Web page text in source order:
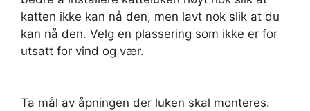
katten ikke kan nå den, men lavt nok slik at du
kan nå den. Velg en plassering som ikke er for
utsatt for vind og vær.
Ta mål av åpningen der luken skal monteres.